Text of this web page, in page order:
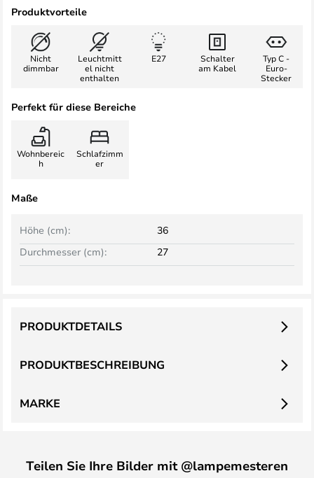
Produktvorteile
Nicht
dimmbar
Leuchtmitt
el nicht
enthalten
E27
Schalter
am Kabel
Typ C -
Euro-
Stecker
Perfekt für diese Bereiche
Wohnbereic
h
Schlafzimm
er
Maße
Höhe (cm):
36
Durchmesser (cm):
27
PRODUKTBESCHREIBUNG
PRODUKTDETAILS
MARKE
Teilen Sie Ihre Bilder mit @lampemesteren